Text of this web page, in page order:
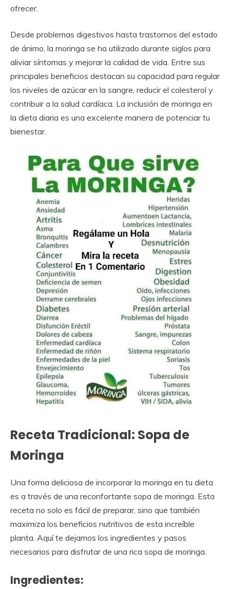
ofrecer.
Desde problemas digestivos hasta trastornos del estado
de ánimo, la moringa se ha utilizado durante siglos para
aliviar síntomas y mejorar la calidad de vida. Entre sus
principales beneficios destacan su capacidad para regular
los niveles de azúcar en la sangre, reducir el colesterol y
contribuir a la salud cardíaca. La inclusión de moringa en
la dieta diaria es una excelente manera de potenciar tu
bienestar.
Receta Tradicional: Sopa de
Moringa
Una forma deliciosa de incorporar la moringa en tu dieta
es a través de una reconfortante sopa de moringa. Esta
receta no solo es fácil de preparar, sino que también
maximiza los beneficios nutritivos de esta increíble
planta. Aquí te dejamos los ingredientes y pasos
necesarios para disfrutar de una rica sopa de moringa.
Ingredientes: